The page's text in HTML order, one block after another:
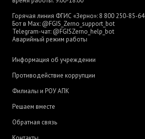
Горячая линия ФГИС «Зерно»: 8 800 250-85-64
Бот в Max: @FGIS_Zerno_support_bot
Telegram-чат: @FGISZerno_help_bot
Аварийный режим работы
Информация об учреждении
Противодействие коррупции
Филиалы и РОУ АПК
Решаем вместе
Обратная связь